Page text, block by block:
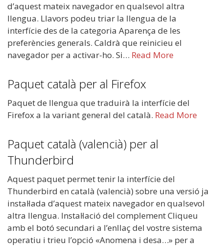
d’aquest mateix navegador en qualsevol altra
llengua. Llavors podeu triar la llengua de la
interfície des de la categoria Aparença de les
preferències generals. Caldrà que reinicieu el
navegador per a activar-ho. Si… Read More
Paquet català per al Firefox
Paquet de llengua que traduirà la interfície del
Firefox a la variant general del català. Read More
Paquet català (valencià) per al
Thunderbird
Aquest paquet permet tenir la interfície del
Thunderbird en català (valencià) sobre una versió ja
instal·lada d’aquest mateix navegador en qualsevol
altra llengua. Instal·lació del complement Cliqueu
amb el botó secundari a l’enllaç del vostre sistema
operatiu i trieu l’opció «Anomena i desa…» per a